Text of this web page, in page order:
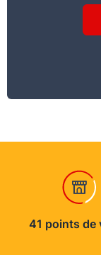
41 points de